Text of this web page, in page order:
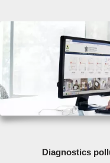
Diagnostics